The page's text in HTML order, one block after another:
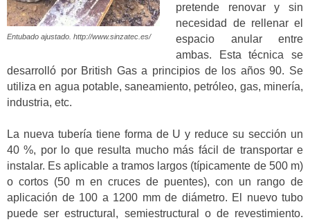
Entubado ajustado. http://www.sinzatec.es/
pretende renovar y sin
necesidad de rellenar el
espacio anular entre
ambas. Esta técnica se
desarrolló por British Gas a principios de los años 90. Se
utiliza en agua potable, saneamiento, petróleo, gas, minería,
industria, etc.
La nueva tubería tiene forma de U y reduce su sección un
40 %, por lo que resulta mucho más fácil de transportar e
instalar. Es aplicable a tramos largos (típicamente de 500 m)
o cortos (50 m en cruces de puentes), con un rango de
aplicación de 100 a 1200 mm de diámetro. El nuevo tubo
puede ser estructural, semiestructural o de revestimiento.